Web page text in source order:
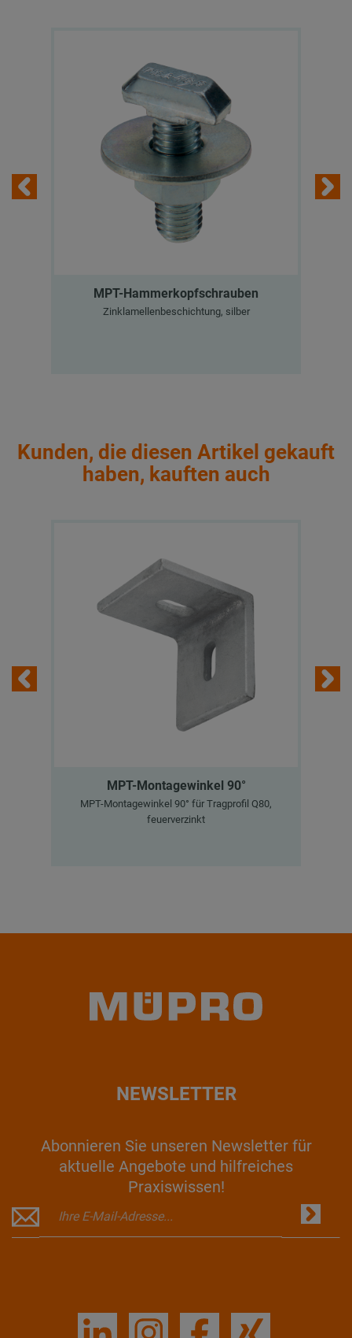
MPT-Hammerkopfschrauben
Zinklamellenbeschichtung, silber
Kunden, die diesen Artikel gekauft
haben, kauften auch
MPT-Montagewinkel 90°
MPT-Montagewinkel 90° für Tragprofil Q80,
feuerverzinkt
NEWSLETTER
Abonnieren Sie unseren Newsletter für
aktuelle Angebote und hilfreiches
Praxiswissen!